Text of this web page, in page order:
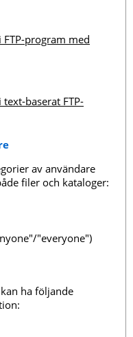
program med
baserat FTP-
av användare
filer och kataloger:
"everyone")
ha följande